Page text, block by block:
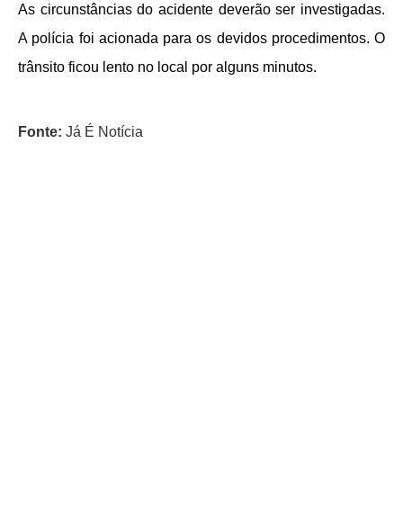
As circunstâncias do acidente deverão ser investigadas.
A polícia foi acionada para os devidos procedimentos. O
trânsito ficou lento no local por alguns minutos.
Fonte: Já É Notícia